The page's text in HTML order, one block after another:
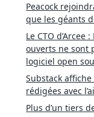
Peacock
que les géants
Le CTO d’Arcee
ouverts ne sont
logiciel open
Substack
rédigées avec
Plus d’un tiers